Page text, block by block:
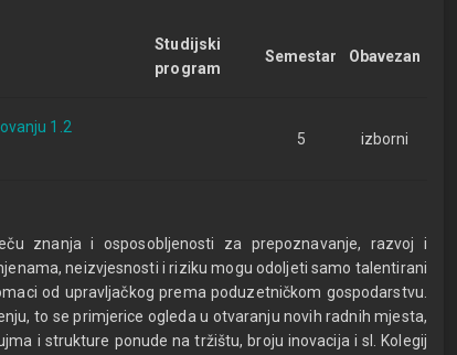
Studijski
program
Semestar Obavezan
1.2
5 izborni
znanja i osposobljenosti za prepoznavanje, razvoj i
neizvjesnosti i riziku mogu odoljeti samo talentirani
od upravljačkog prema poduzetničkom gospodarstvu.
to se primjerice ogleda u otvaranju novih radnih mjesta,
i strukture ponude na tržištu, broju inovacija i sl. Kolegij